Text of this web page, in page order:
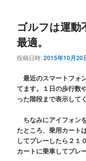
ビ
ゲ
ー
シ
ン
ゴルフは運動
最適。
投稿日時:2015年10月20
最近のスマートフォ
てます。１日の歩行数
った階段まで表示して
ちなみにアイフォン
たところ、乗用カート
してプレーしたら２１
カートに乗車してプレ